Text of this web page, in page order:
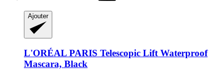
Ajouter
L'ORÉAL PARIS Telescopic Lift Waterproof
Mascara, Black